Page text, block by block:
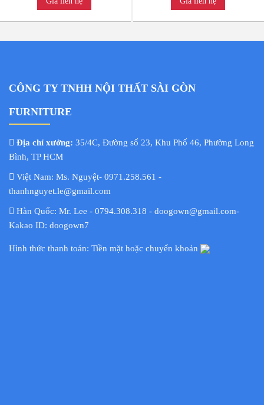
CÔNG TY TNHH NỘI THẤT SÀI GÒN
FURNITURE
Địa chỉ xưởng: 35/4C, Đường số 23, Khu Phố 46, Phường Long
Bình, TP HCM
Việt Nam: Ms. Nguyệt- 0971.258.561 -
thanhnguyet.le@gmail.com
Hàn Quốc: Mr. Lee - 0794.308.318 - doogown@gmail.com-
Kakao ID: doogown7
Hình thức thanh toán: Tiền mặt hoặc chuyển khoản